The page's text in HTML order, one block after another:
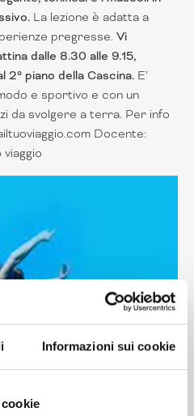
Informazioni sui cookie
La lezione è adatta a
pregresse. Vi
dalle 8.30 alle 9.15,
2° piano della Cascina. E’
e sportivo e con un
da svolgere a terra. Per info
Docente: